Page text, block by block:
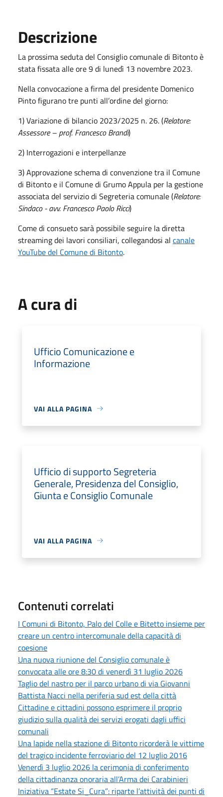
Descrizione
La prossima seduta del Consiglio comunale di Bitonto è
stata fissata alle ore 9 di lunedì 13 novembre 2023.
Nella convocazione a firma del presidente Domenico
Pinto figurano tre punti all’ordine del giorno:
1) Variazione di bilancio 2023/2025 n. 26. (Relatore:
Assessore – prof. Francesco Brandi)
2) Interrogazioni e interpellanze
3) Approvazione schema di convenzione tra il Comune
di Bitonto e il Comune di Grumo Appula per la gestione
associata del servizio di Segreteria comunale (Relatore:
Sindaco - avv. Francesco Paolo Ricci)
Come di consueto sarà possibile seguire la diretta
streaming dei lavori consiliari, collegandosi al canale
YouTube del Comune di Bitonto.
A cura di
Ufficio Comunicazione e
Informazione
VAI ALLA PAGINA
Ufficio di supporto Segreteria
Generale, Presidenza del Consiglio,
Giunta e Consiglio Comunale
VAI ALLA PAGINA
Contenuti correlati
I Comuni di Bitonto, Palo del Colle e Bitetto insieme per
creare un centro intercomunale della capacità di
coesione
Una nuova riunione del Consiglio comunale è
convocata alle ore 8:30 di venerdì 31 luglio 2026
Taglio del nastro per il parco urbano di via Giovanni
Battista Nacci nella periferia sud est della città
Cittadine e cittadini possono esprimere il proprio
giudizio sulla qualità dei servizi erogati dagli uffici
comunali
Una lapide nella stazione di Bitonto ricorderà le vittime
del tragico incidente ferroviario del 12 luglio 2016
Venerdì 3 luglio 2026 la cerimonia di conferimento
della cittadinanza onoraria all’Arma dei Carabinieri
Iniziativa “Estate Si_Cura”: riparte l’attività dei punti di